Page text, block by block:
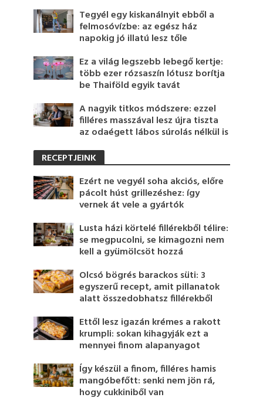
Tegyél egy kiskanálnyit ebből a
felmosóvízbe: az egész ház
napokig jó illatú lesz tőle
Ez a világ legszebb lebegő kertje:
több ezer rózsaszín lótusz borítja
be Thaiföld egyik tavát
A nagyik titkos módszere: ezzel
filléres masszával lesz újra tiszta
az odaégett lábos súrolás nélkül is
RECEPTJEINK
Ezért ne vegyél soha akciós, előre
pácolt húst grillezéshez: így
vernek át vele a gyártók
Lusta házi körtelé fillérekből télire:
se megpucolni, se kimagozni nem
kell a gyümölcsöt hozzá
Olcsó bögrés barackos süti: 3
egyszerű recept, amit pillanatok
alatt összedobhatsz fillérekből
Ettől lesz igazán krémes a rakott
krumpli: sokan kihagyják ezt a
mennyei finom alapanyagot
Így készül a finom, filléres hamis
mangóbefőtt: senki nem jön rá,
hogy cukkiniből van